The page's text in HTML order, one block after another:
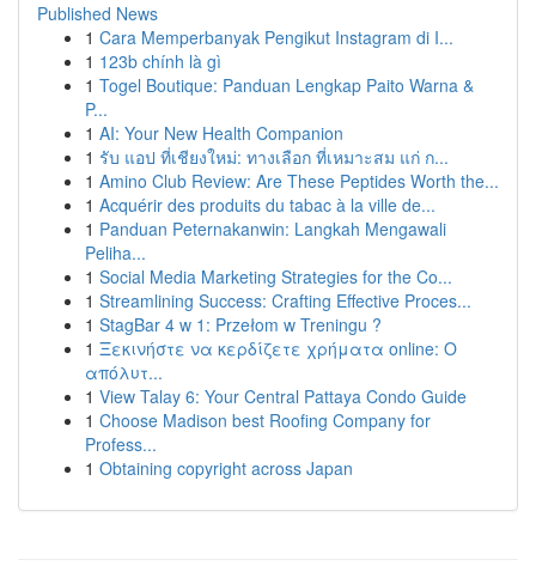
Published News
1 Cara Memperbanyak Pengikut Instagram di I...
1 123b chính là gì
1 Togel Boutique: Panduan Lengkap Paito Warna &
P...
1 AI: Your New Health Companion
1 รับ แอป ที่เชียงใหม่: ทางเลือก ที่เหมาะสม แก่ ก...
1 Amino Club Review: Are These Peptides Worth the...
1 Acquérir des produits du tabac à la ville de...
1 Panduan Peternakanwin: Langkah Mengawali
Peliha...
1 Social Media Marketing Strategies for the Co...
1 Streamlining Success: Crafting Effective Proces...
1 StagBar 4 w 1: Przełom w Treningu ?
1 Ξεκινήστε να κερδίζετε χρήματα online: Ο
απόλυτ...
1 View Talay 6: Your Central Pattaya Condo Guide
1 Choose Madison best Roofing Company for
Profess...
1 Obtaining copyright across Japan